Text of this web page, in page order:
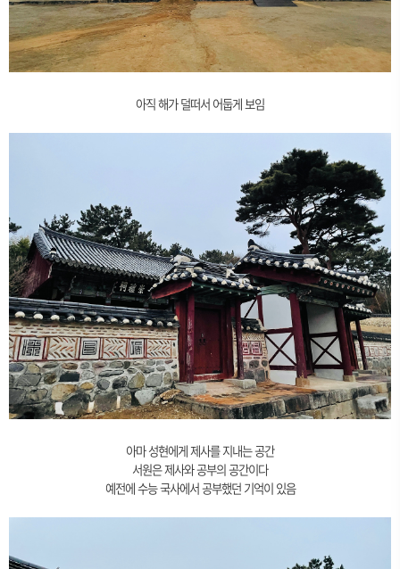
아직 해가 덜떠서 어둡게 보임
아마 성현에게 제사를 지내는 공간
서원은 제사와 공부의 공간이다
예전에 수능 국사에서 공부했던 기억이 있음